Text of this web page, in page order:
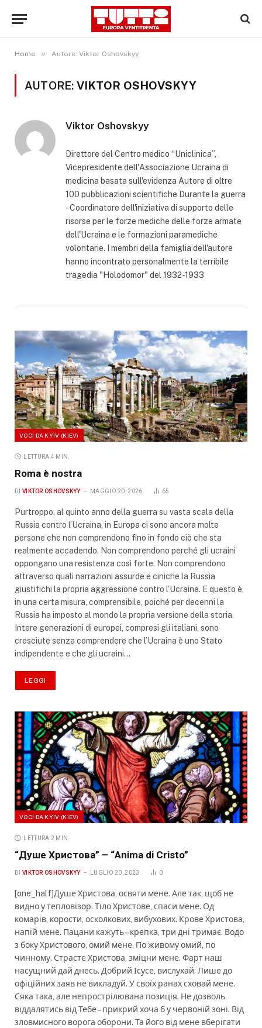
Home » Autore: Viktor Oshovskyy
AUTORE: VIKTOR OSHOVSKYY
Viktor Oshovskyy
Direttore del Centro medico “Uniclinica”,
Vicepresidente dell'Associazione Ucraina di
medicina basata sull'evidenza Autore di oltre
100 pubblicazioni scientifiche Durante la guerra
- Coordinatore dell'iniziativa di supporto delle
risorse per le forze mediche delle forze armate
dell'Ucraina e le formazioni paramediche
volontarie. I membri della famiglia dell'autore
hanno incontrato personalmente la terribile
tragedia "Holodomor" del 1932-1933
VOCI DA KYIV (KIEV)
LETTURA 4 MIN.
Roma è nostra
DI VIKTOR OSHOVSKYY MAGGIO 20, 2026 65
Purtroppo, al quinto anno della guerra su vasta scala della
Russia contro l’Ucraina, in Europa ci sono ancora molte
persone che non comprendono fino in fondo ciò che sta
realmente accadendo. Non comprendono perché gli ucraini
oppongano una resistenza così forte. Non comprendono
attraverso quali narrazioni assurde e ciniche la Russia
giustifichi la propria aggressione contro l’Ucraina. E questo è,
in una certa misura, comprensibile, poiché per decenni la
Russia ha imposto al mondo la propria versione della storia.
Intere generazioni di europei, compresi gli italiani, sono
cresciute senza comprendere che l’Ucraina è uno Stato
indipendente e che gli ucraini…
LEGGI
VOCI DA KYIV (KIEV)
LETTURA 2 MIN.
“Душе Христова” – “Anima di Cristo”
DI VIKTOR OSHOVSKYY LUGLIO 20, 2023 0
[one_half]Душе Христова, освяти мене. Але так, щоб не
видно у тепловізор. Тіло Христове, спаси мене. Од
комарів, корости, осколкових, вибухових. Крове Христова,
напій мене. Пацани кажуть – крепка, три дні тримає. Водо
з боку Христового, омий мене. По живому омий, по
чинному. Страсте Христова, зміцни мене. Фарт наш
насущний дай днесь. Добрий Ісусе, вислухай. Лише до
офіційних заяв не викладуй. У своїх ранах сховай мене.
Сяка така, але непрострілювана позиція. Не дозволь
віддалятись від Тебе – прикрий хоча б у червоній зоні. Від
зловмисного ворога оборони. Та його від мене вберігати